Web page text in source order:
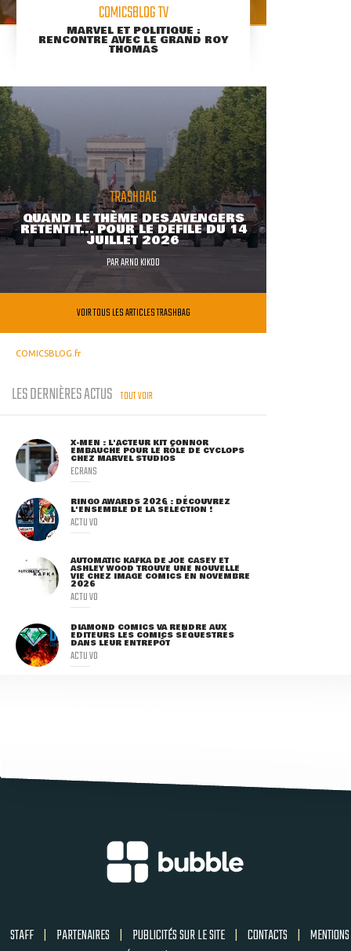
COMICSBLOG TV
MARVEL ET POLITIQUE :
RENCONTRE AVEC LE GRAND ROY
THOMAS
TRASHBAG
QUAND LE THÈME DES AVENGERS
RETENTIT... POUR LE DÉFILÉ DU 14
JUILLET 2026
PARARNO KIKOO
VOIR TOUS LES ARTICLES TRASHBAG
COMICSBLOG.fr
LES DERNIÈRES ACTUS TOUT VOIR
X-MEN : L'ACTEUR KIT CONNOR
EMBAUCHÉ POUR LE RÔLE DE CYCLOPS
CHEZ MARVEL STUDIOS
ECRANS
RINGO AWARDS 2026 : DÉCOUVREZ
L'ENSEMBLE DE LA SÉLECTION !
ACTU VO
AUTOMATIC KAFKA DE JOE CASEY ET
ASHLEY WOOD TROUVE UNE NOUVELLE
VIE CHEZ IMAGE COMICS EN NOVEMBRE
2026
ACTU VO
DIAMOND COMICS VA RENDRE AUX
ÉDITEURS LES COMICS SÉQUESTRÉS
DANS LEUR ENTREPÔT
ACTU VO
STAFF | PARTENAIRES | PUBLICITÉS SUR LE SITE | CONTACTS | MENTIONS